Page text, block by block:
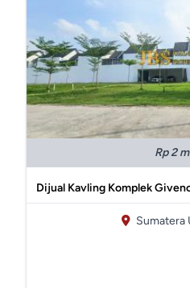
Rp 2
Dijual Kavling Komplek
Sumatera